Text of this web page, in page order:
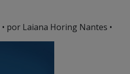
• por Laiana Horing Nantes •